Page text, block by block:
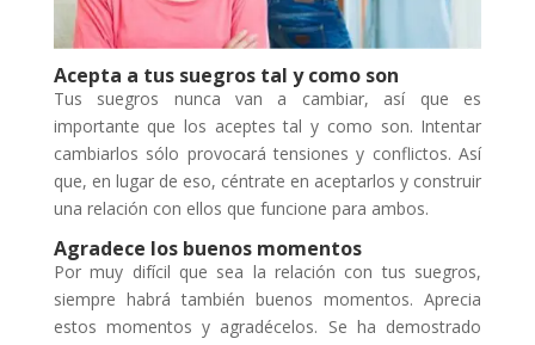
Acepta a tus suegros tal y como son
Tus suegros nunca van a cambiar, así que es
importante que los aceptes tal y como son. Intentar
cambiarlos sólo provocará tensiones y conflictos. Así
que, en lugar de eso, céntrate en aceptarlos y construir
una relación con ellos que funcione para ambos.
Agradece los buenos momentos
Por muy difícil que sea la relación con tus suegros,
siempre habrá también buenos momentos. Aprecia
estos momentos y agradécelos. Se ha demostrado